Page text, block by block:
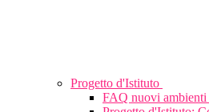
Progetto d'Istituto
FAQ nuovi ambienti